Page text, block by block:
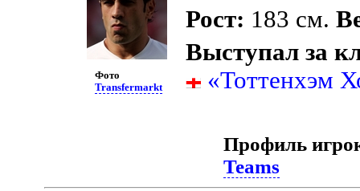
Фото
Transfermarkt
Рост: 183 см.
Выступал за
«Тоттенхэм
Профиль
Teams